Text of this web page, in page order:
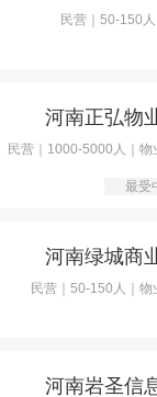
民营｜50-150
民营｜1000-5000人｜物
最受
民营｜50-150人｜物